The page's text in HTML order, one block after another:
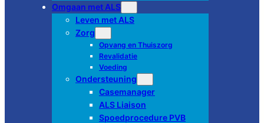
Omgaan met ALS
Leven met ALS
Zorg
Opvang en Thuiszorg
Revalidatie
Voeding
Ondersteuning
Casemanager
ALS Liaison
Spoedprocedure PVB